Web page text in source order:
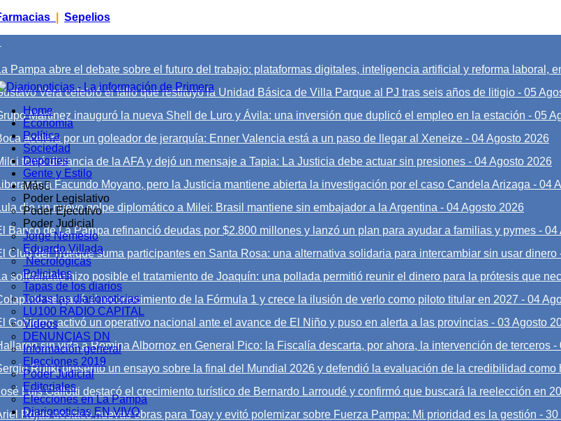
Sepelios
Pampa abre el debate sobre el futuro del trabajo: plataformas digitales, inteligencia artificial y reforma laboral,
Vera celebró el fallo que restituyó la Unidad Básica de Villa Parque al PJ tras seis años de litigio - 05
Martínez inauguró la nueva Shell de Luro y Ávila: una inversión que duplicó el empleo en la estación - 05
acelera por un goleador de jerarquía: Enner Valencia está a un paso de llegar al Xeneize - 04 Agosto 2026
tomó distancia de la AFA y dejó un mensaje a Tapia: La Justicia debe actuar sin presiones - 04 Agosto 2026
a Facundo Moyano, pero la Justicia mantiene abierta la investigación por el caso Candela Arizaga - 04
dio un nuevo golpe diplomático a Milei: Brasil mantiene sin embajador a la Argentina - 04 Agosto 2026
Banco de La Pampa refinanció deudas por $2.800 millones y lanzó un plan para ayudar a familias y pymes - 04
Club del Trueque suma participantes en Santa Rosa: una alternativa solidaria para intercambiar sin usar dinero
solidaridad hizo posible el tratamiento de Joaquín: una pollada permitió reunir el dinero para la prótesis que
se ganó el reconocimiento de la Fórmula 1 y crece la ilusión de verlo como piloto titular en 2027 - 04
Gobierno activó un operativo nacional ante el avance de El Niño y puso en alerta a las provincias - 03 Agosto
sin vida a Romina Albornoz en General Pico: la Fiscalía descarta, por ahora, la intervención de terceros -
Ruliki presentó un ensayo sobre la final del Mundial 2026 y defendió la evaluación de la credibilidad como
Luis Gallotti destacó el crecimiento turístico de Bernardo Larroudé y confirmó que buscará la reelección en
Rojas destacó nuevas obras para Toay y evitó polemizar sobre Fuerza Pampa: Mi prioridad es la gestión - 30
Home
Economía
Política
Sociedad
Deportes
Gente y Estilo
Más
Poder Legislativo
Poder Ejecutivo
Poder Judicial
Jorge Nemesio
Eduardo Villada
Necrológicas
Policiales
Tapas de los diarios
Todas las diarionoticias
LU100 RADIO CAPITAL
Videos
DENUNCIAS DN
Información general
Elecciones 2019
Poder Judicial
Editoriales
Elecciones en La Pampa
Diarionoticias EN VIVO